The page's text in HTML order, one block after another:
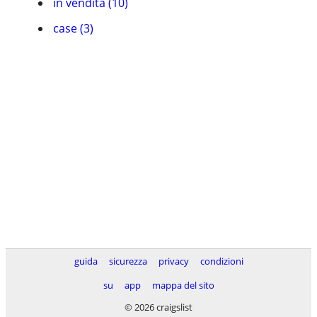
case (3)
guida sicurezza privacy
condizioni
su
app
mappa del sito
© 2026 craigslist